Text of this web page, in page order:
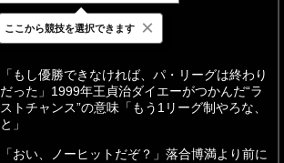
最新 24時間 週間
「もし優勝できなければ、パ・リーグは終わり
だった」1999年王貞治ダイエーがつかんだ“ラ
ストチャンス”の意味「もう1リーグ制やろな、
と」
「おい、ノーヒットだぞ？」落合博満より前に
ここから競技を選択できます ×